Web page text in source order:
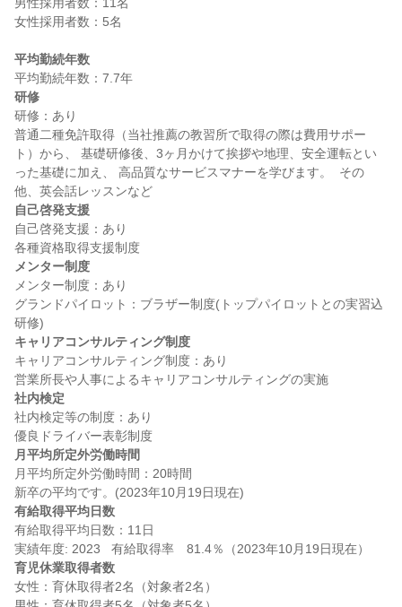
女性採用者数：5名
平均勤続年数
研修
研修：あり
普通二種免許取得（当社推薦の教習所で取得の際は費用サポー
ト）から、 基礎研修後、3ヶ月かけて挨拶や地理、安全運転とい
った基礎に加え、 高品質なサービスマナーを学びます。  その
自己啓発支援
自己啓発支援：あり
メンター制度
メンター制度：あり
グランドパイロット：ブラザー制度(トップパイロットとの実習込
キャリアコンサルティング制度
キャリアコンサルティング制度：あり
社内検定
社内検定等の制度：あり
月平均所定外労働時間
月平均所定外労働時間：20時間
有給取得平均日数
有給取得平均日数：11日
育児休業取得者数
女性：育休取得者2名（対象者2名）